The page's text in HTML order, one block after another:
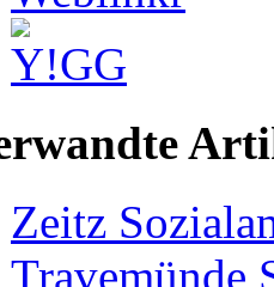
Zeitz
Travemünde